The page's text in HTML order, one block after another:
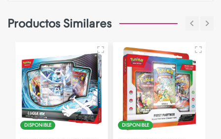
Productos Similares
DISPONIBLE DISPONIBLE